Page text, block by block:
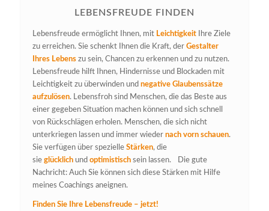
LEBENSFREUDE FINDEN
Lebensfreude ermöglicht Ihnen, mit LeichtigkeitIhre Ziele
zu erreichen. Sie schenkt Ihnen die Kraft, der Gestalter
Ihres Lebens zu sein, Chancen zu erkennen und zu nutzen.
Lebensfreude hilft Ihnen, Hindernisse und Blockaden mit
Leichtigkeit zu überwinden und negative Glaubenssätze
aufzulösen. Lebensfroh sind Menschen, die das Beste aus
einer gegeben Situation machen können und sich schnell
von Rückschlägen erholen. Menschen, die sich nicht
unterkriegen lassen und immer wieder nach vorn schauen.
Sie verfügen über spezielle Stärken, die
sie glücklichund optimistischsein lassen. Die gute
Nachricht: Auch Sie können sich diese Stärken mit Hilfe
meines Coachings aneignen.
Finden Sie Ihre Lebensfreude – jetzt!